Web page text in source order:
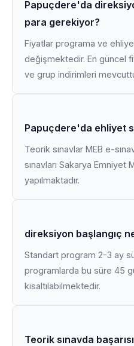
Papuçdere'da
para gerekiyor?
Fiyatlar programa ve ehliyet
değişmektedir. En güncel
ve grup indirimleri
Papuçdere'da ehliyet
Teorik sınavlar MEB e-
sınavları Sakarya Emniyet
yapılmaktadır.
direksiyon başlangıç
Standart program 2-3 ay
programlarda bu süre 45
kısaltılabilmektedir.
Teorik sınavda